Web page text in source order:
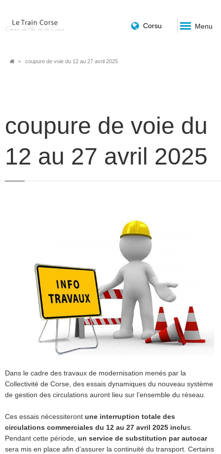
Corsu Menu
Filcoupure de voie du 12 au 27 avril 2025
coupure de voie du
12 au 27 avril 2025
Dans le cadre des travaux de modernisation menés par la
Collectivité de Corse, des essais dynamiques du nouveau système
de gestion des circulations auront lieu sur l’ensemble du réseau.
Ces essais nécessiteront une interruption totale des
circulations commerciales du 12 au 27 avril 2025 inclus.
Pendant cette période, un service de substitution par autocar
sera mis en place afin d’assurer la continuité du transport. Certains